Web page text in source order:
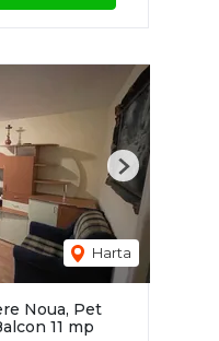
Harta
Next
Noua, Pet
11 mp